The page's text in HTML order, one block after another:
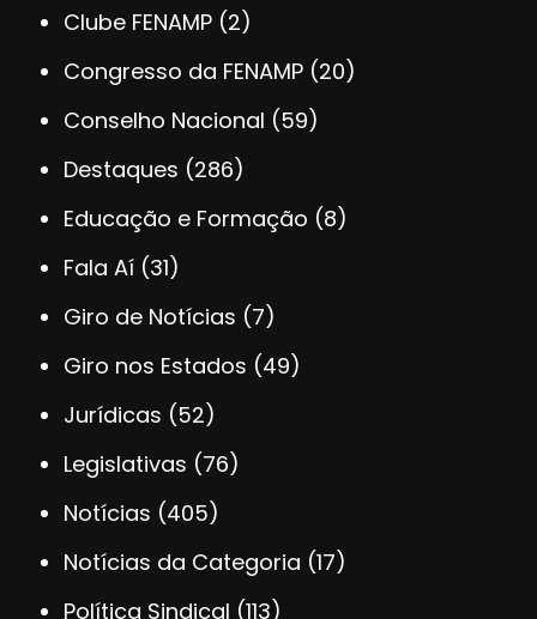
Clube FENAMP (2)
Congresso da FENAMP (20)
Conselho Nacional (59)
Destaques (286)
Educação e Formação (8)
Fala Aí (31)
Giro de Notícias (7)
Giro nos Estados (49)
Jurídicas (52)
Legislativas (76)
Notícias (405)
Notícias da Categoria (17)
Política Sindical (113)